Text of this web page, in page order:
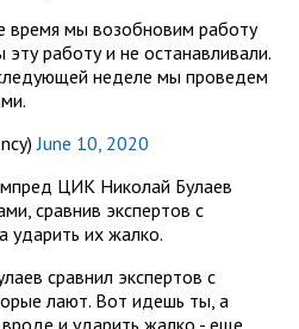
мы возобновим работу
работу и не останавливали.
неделе мы проведем
June 10, 2020
ЦИК Николай Булаев
сравнив экспертов с
ударить их жалко.
сравнил экспертов с
лают. Вот идешь ты, а